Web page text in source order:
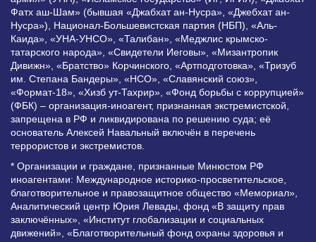
Фатх аш-Шам» (бывшая «Джабхат ан-Нусра», «Джебхат ан-
Нусра»), Национал-Большевистская партия (НБП), «Аль-
Каида», «УНА-УНСО», «Талибан», «Меджлис крымско-
татарского народа», «Свидетели Иеговы», «Мизантропик
Дивижн», «Братство» Корчинского, «Артподготовка», «Тризуб
им. Степана Бандеры», «НСО», «Славянский союз»,
«Формат-18», «Хизб ут-Тахрир», «Фонд борьбы с коррупцией»
(ФБК) – организация-иноагент, признанная экстремистской,
запрещена в РФ и ликвидирована по решению суда; её
основатель Алексей Навальный включён в перечень
террористов и экстремистов.
* Организации и граждане, признанные Минюстом РФ
иноагентами: Международное историко-просветительское,
благотворительное и правозащитное общество «Мемориал»,
Аналитический центр Юрия Левады, фонд «В защиту прав
заключённых», «Институт глобализации и социальных
движений», «Благотворительный фонд охраны здоровья и